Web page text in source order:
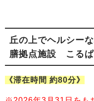
丘の上でヘルシー
膳拠点施設 こるぱ
《滞在時間 約80分》